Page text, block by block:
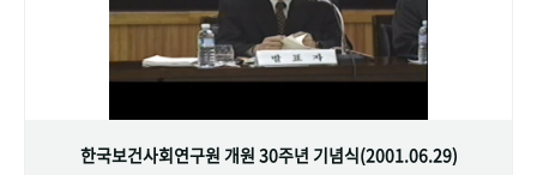
한국보건사회연구원 개원 30주년 기념식(2001.06.29)